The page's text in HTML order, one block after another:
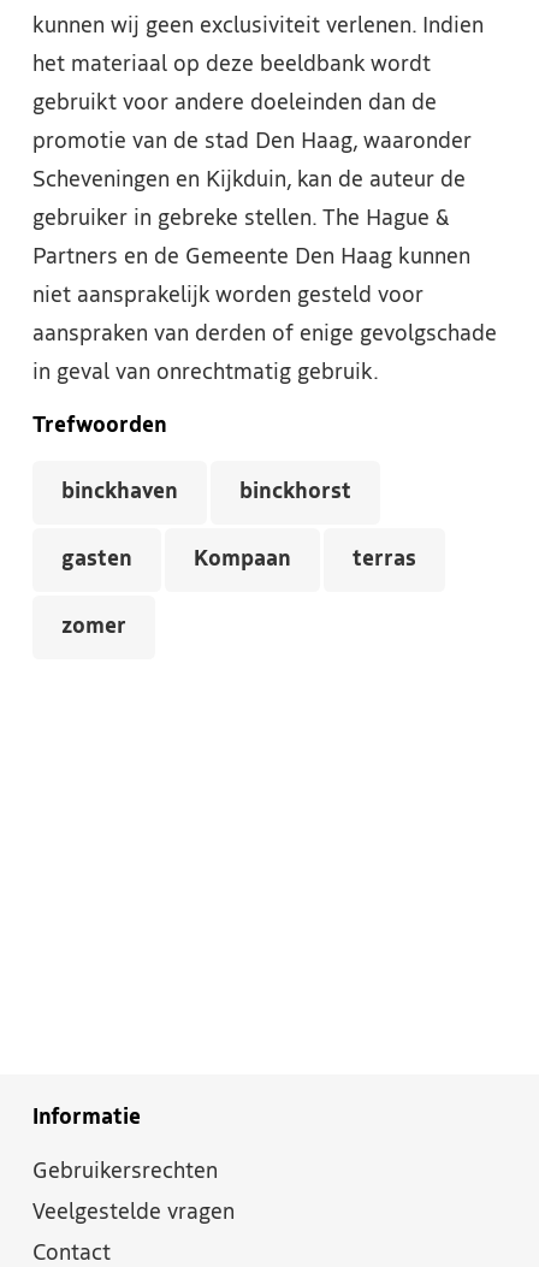
kunnen wij geen exclusiviteit verlenen. Indien
het materiaal op deze beeldbank wordt
gebruikt voor andere doeleinden dan de
promotie van de stad Den Haag, waaronder
Scheveningen en Kijkduin, kan de auteur de
gebruiker in gebreke stellen. The Hague &
Partners en de Gemeente Den Haag kunnen
niet aansprakelijk worden gesteld voor
aanspraken van derden of enige gevolgschade
in geval van onrechtmatig gebruik.
Trefwoorden
binckhaven binckhorst
gasten Kompaan terras
zomer
Informatie
Gebruikersrechten
Veelgestelde vragen
Contact